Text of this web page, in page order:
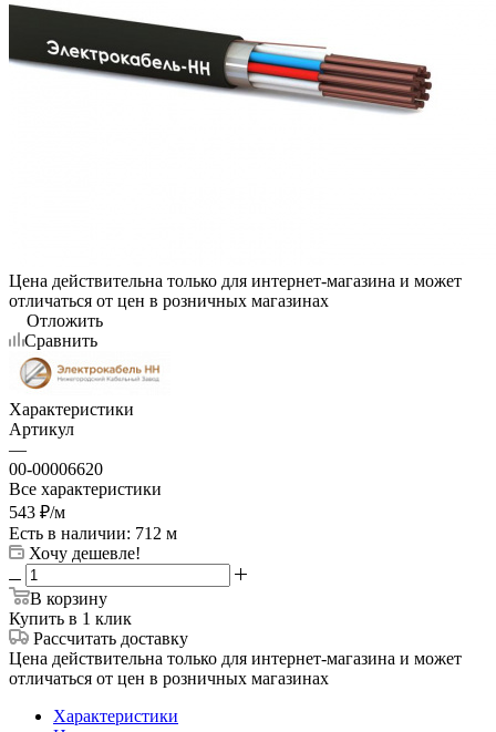
Цена действительна только для интернет-магазина и может
отличаться от цен в розничных магазинах
Отложить
Сравнить
Характеристики
Артикул
—
00-00006620
Все характеристики
543 ₽/м
Есть в наличии: 712 м
Хочу дешевле!
В корзину
Купить в 1 клик
Рассчитать доставку
Цена действительна только для интернет-магазина и может
отличаться от цен в розничных магазинах
Характеристики